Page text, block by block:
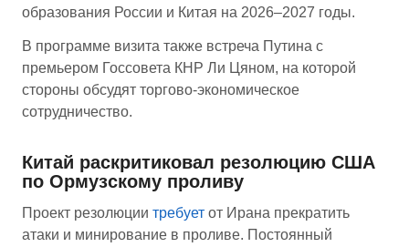
образования России и Китая на 2026–2027 годы.
В программе визита также встреча Путина с
премьером Госсовета КНР Ли Цяном, на которой
стороны обсудят торгово-экономическое
сотрудничество.
Китай раскритиковал резолюцию США
по Ормузскому проливу
Проект резолюции требует от Ирана прекратить
атаки и минирование в проливе. Постоянный